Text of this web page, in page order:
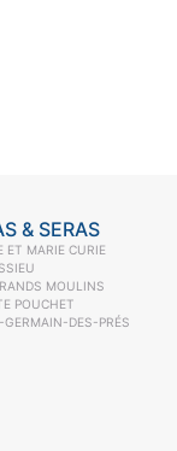
& SERAS
ET MARIE CURIE
MOULINS
POUCHET
DES-PRÉS